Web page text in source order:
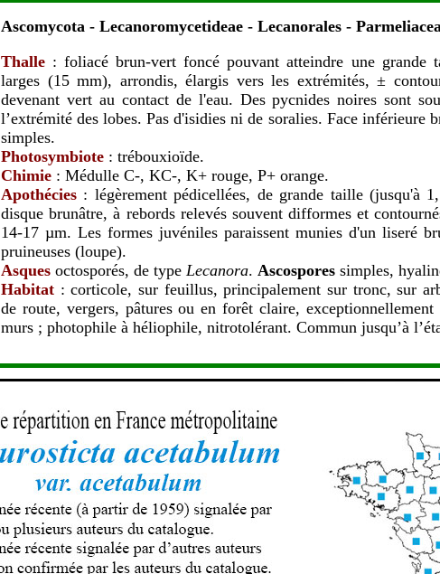
Ascomycota - Lecanoromycetideae - Lecanorales -
Thalle : foliacé brun-vert foncé pouvant atteindre une grande
larges (15 mm), arrondis, élargis vers les extrémités, ±
devenant vert au contact de l'eau. Des pycnides noires sont
l’extrémité des lobes. Pas d'isidies ni de soralies. Face inférieure
simples.
Photosymbiote : trébouxioïde.
Chimie : Médulle C-, KC-, K+ rouge, P+ orange.
Apothécies : légèrement pédicellées, de grande taille (jusqu'à
disque brunâtre, à rebords relevés souvent difformes et
14-17 µm. Les formes juvéniles paraissent munies d'un liseré
pruineuses (loupe).
Asques octosporés, de type Lecanora. Ascospores simples,
Habitat : corticole, sur feuillus, principalement sur tronc, sur
de route, vergers, pâtures ou en forêt claire,
murs ; photophile à héliophile, nitrotolérant. Commun jusqu’à